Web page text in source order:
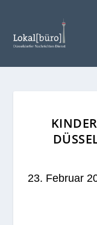
23. Februar